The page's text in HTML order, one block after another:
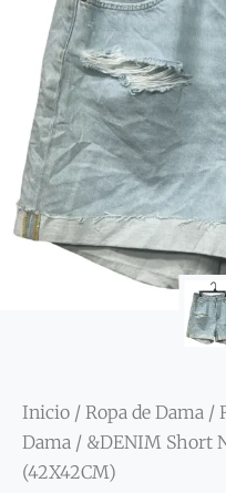
Inicio / Ropa de Dama /
Dama / &DENIM Short
(42X42CM)